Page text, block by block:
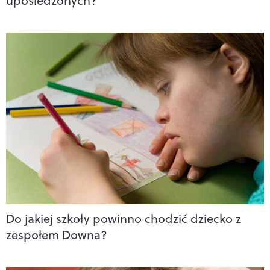
Do jakiej szkoły powinno chodzić dziecko z
zespołem Downa?